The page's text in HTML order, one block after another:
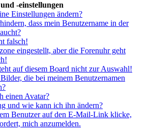
-einstellungen
Einstellungen ändern?
dass mein Benutzername in der
falsch!
eingestellt, aber die Forenuhr geht
auf diesem Board nicht zur Auswahl!
die bei meinem Benutzernamen
einen Avatar?
und wie kann ich ihn ändern?
Benutzer auf den E-Mail-Link klicke,
mich anzumelden.